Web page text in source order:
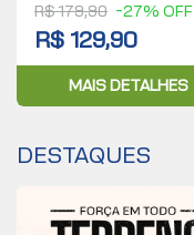
R$ 179,90 -27% OFF
R$ 129,90
MAIS DETALHES
DESTAQUES